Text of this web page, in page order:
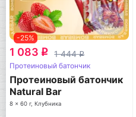
-25%
1 083 q 1 444q
Протеиновый батончик
Протеиновый батончик
Natural Bar
8 x 60 г, Клубника